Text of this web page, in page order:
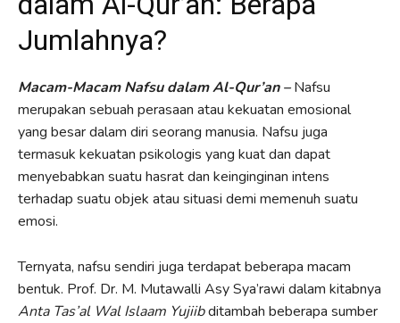
Jumlahnya?
Macam-Macam Nafsu dalam Al-Qur’an –Nafsu
merupakan sebuah perasaan atau kekuatan emosional
yang besar dalam diri seorang manusia. Nafsu juga
termasuk kekuatan psikologis yang kuat dan dapat
menyebabkan suatu hasrat dan keinginginan intens
terhadap suatu objek atau situasi demi memenuh suatu
emosi.
Ternyata, nafsu sendiri juga terdapat beberapa macam
bentuk. Prof. Dr. M. Mutawalli Asy Sya’rawi dalam kitabnya
Anta Tas’al Wal Islaam Yujiibditambah beberapa sumber